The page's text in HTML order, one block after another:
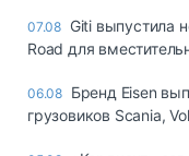
07.08 Giti выпустила
Road для
06.08 Бренд Eisen
грузовиков Scania,